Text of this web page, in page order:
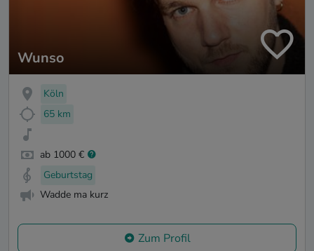
Wunso
Köln
65 km
ab 1000 €
Geburtstag
Wadde ma kurz
Zum Profil